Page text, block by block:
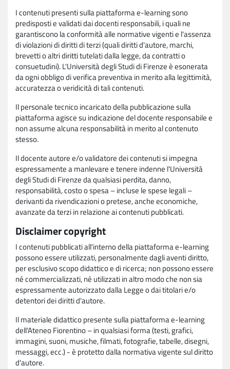
I contenuti presenti sulla piattaforma e-learning sono
predisposti e validati dai docenti responsabili, i quali ne
garantiscono la conformità alle normative vigenti e l'assenza
di violazioni di diritti di terzi (quali diritti d'autore, marchi,
brevetti o altri diritti tutelati dalla legge, da contratti o
consuetudini). L'Università degli Studi di Firenze è esonerata
da ogni obbligo di verifica preventiva in merito alla legittimità,
accuratezza o veridicità di tali contenuti.
Il personale tecnico incaricato della pubblicazione sulla
piattaforma agisce su indicazione del docente responsabile e
non assume alcuna responsabilità in merito al contenuto
stesso.
Il docente autore e/o validatore dei contenuti si impegna
espressamente a manlevare e tenere indenne l'Università
degli Studi di Firenze da qualsiasi perdita, danno,
responsabilità, costo o spesa – incluse le spese legali –
derivanti da rivendicazioni o pretese, anche economiche,
avanzate da terzi in relazione ai contenuti pubblicati.
Disclaimer copyright
I contenuti pubblicati all'interno della piattaforma e-learning
possono essere utilizzati, personalmente dagli aventi diritto,
per esclusivo scopo didattico e di ricerca; non possono essere
né commercializzati, né utilizzati in altro modo che non sia
espressamente autorizzato dalla Legge o dai titolari e/o
detentori dei diritti d'autore.
Il materiale didattico presente sulla piattaforma e-learning
dell'Ateneo Fiorentino – in qualsiasi forma (testi, grafici,
immagini, suoni, musiche, filmati, fotografie, tabelle, disegni,
messaggi, ecc.) - è protetto dalla normativa vigente sul diritto
d'autore.